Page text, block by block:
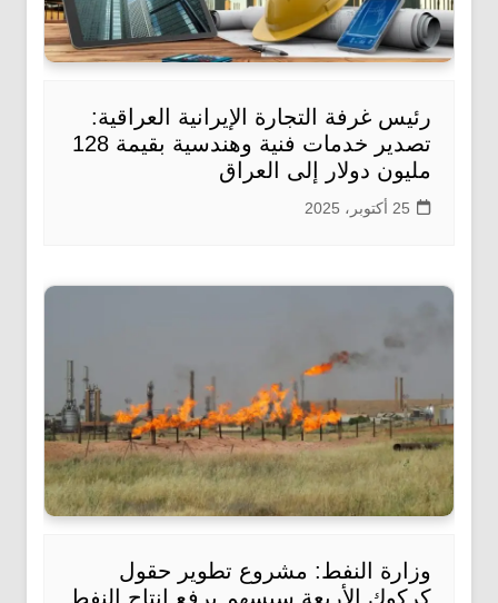
رئيس غرفة التجارة الإيرانية العراقية:
تصدير خدمات فنية وهندسية بقيمة 128
مليون دولار إلى العراق
25 أكتوبر، 2025
وزارة النفط: مشروع تطوير حقول
كركوك الأربعة سيسهم برفع إنتاج النفط